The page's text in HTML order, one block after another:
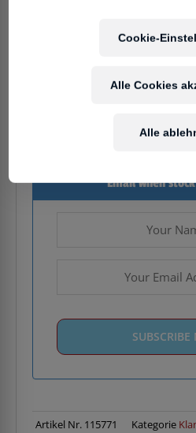
Kostenloser
Nicht
Email when
Artikel Nr. 115771 Kategorie
Cookie-
Alle
Alle Cookies